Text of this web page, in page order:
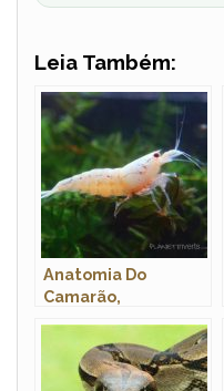
Leia Também:
Anatomia Do
Camarão,
Cientifico